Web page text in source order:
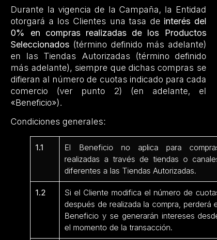
Durante la vigencia de la Campaña, la Entidad
otorgará a los Clientes una tasa de interés del
0% en compras realizadas de los Productos
Seleccionados (término definido más adelante)
en las Tiendas Autorizadas (término definido
más adelante), siempre que dichas compras se
difieran al número de cuotas indicado para cada
comercio (ver punto 2) (en adelante, el
«Beneficio»).
Condiciones generales:
1.1
El Beneficio no aplica para
realizadas a través de tiendas o
diferentes a las Tiendas Autorizadas.
1.2
Si el Cliente modifica el número de
después de realizada la compra, perderá
Beneficio y se generarán intereses
el momento de la transacción.